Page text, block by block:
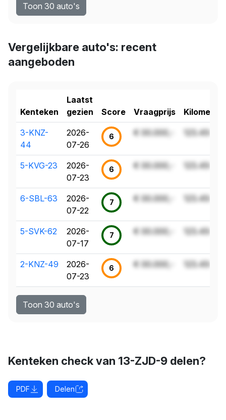
Toon 30 auto's
Vergelijkbare auto's: recent
aangeboden
Kenteken
Laatst
gezien
Score Vraagprijs
3-KNZ-
44
2026-
07-26
6 € 00.000,- 123.456 km
5-KVG-23
2026-
07-23
6 € 00.000,- 123.456 km
6-SBL-63
2026-
07-22
7 € 00.000,- 123.456 km
5-SVK-62
2026-
07-17
7 € 00.000,- 123.456 km
2-KNZ-49
2026-
07-23
6 € 00.000,- 123.456 km
Toon 30 auto's
Kenteken check van 13-ZJD-9 delen?
PDF Delen